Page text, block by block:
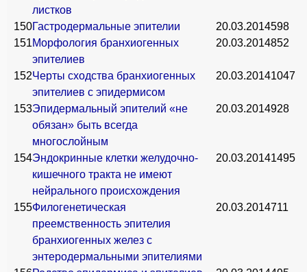
листков
150Гастродермальные эпителии 20.03.2014598
151Морфология бранхиогенных
эпителиев
20.03.2014852
152Черты сходства бранхиогенных
эпителиев с эпидермисом
20.03.20141047
153Эпидермальный эпителий «не
обязан» быть всегда
многослойным
20.03.2014928
154Эндокринные клетки желудочно-
кишечного тракта не имеют
нейрального происхождения
20.03.20141495
155Филогенетическая
преемственность эпителия
бранхиогенных желез с
энтеродермальными эпителиями
20.03.2014711